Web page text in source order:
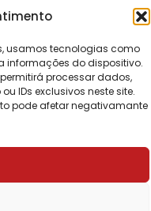
usamos tecnologias como
informações do dispositivo.
processar dados,
IDs exclusivos neste site.
pode afetar negativamante